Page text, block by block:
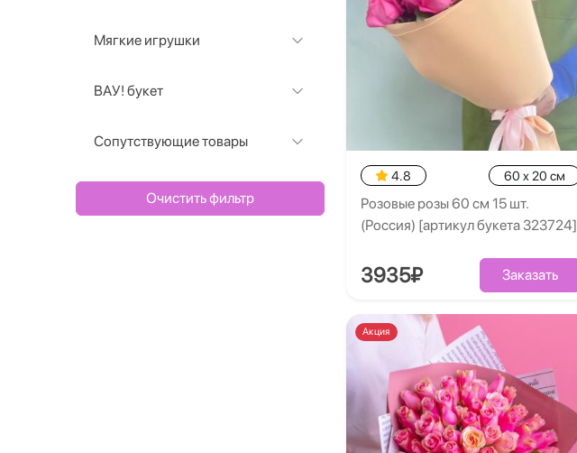
Мягкие игрушки
ВАУ! букет
Сопутствующие товары
Очистить фильтр
4.8 60 x 20 см
Розовые розы 60 см 15 шт.
(Россия) [артикул букета 323724]
3935₽ Заказать
Акция